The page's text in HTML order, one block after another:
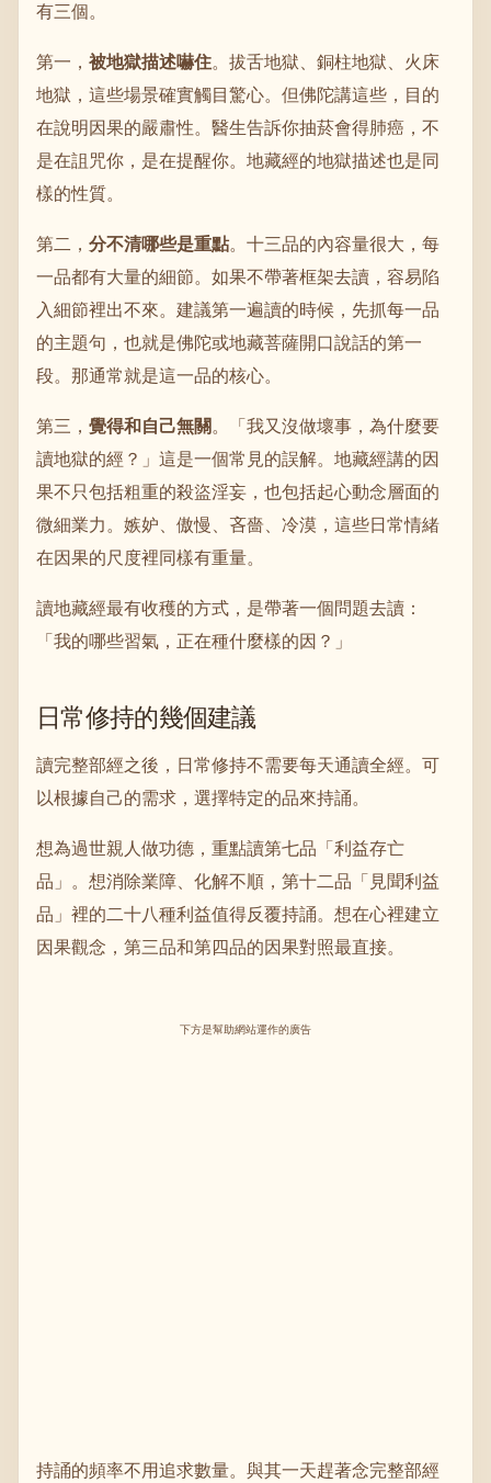
有三個。
第一， 被地獄描述嚇住。拔舌地獄、銅柱地獄、火床
地獄，這些場景確實觸目驚心。但佛陀講這些，目的
在說明因果的嚴肅性。醫生告訴你抽菸會得肺癌，不
是在詛咒你，是在提醒你。地藏經的地獄描述也是同
樣的性質。
第二， 分不清哪些是重點。十三品的內容量很大，每
一品都有大量的細節。如果不帶著框架去讀，容易陷
入細節裡出不來。建議第一遍讀的時候，先抓每一品
的主題句，也就是佛陀或地藏菩薩開口說話的第一
段。那通常就是這一品的核心。
第三， 覺得和自己無關 。「我又沒做壞事，為什麼要
讀地獄的經？」這是一個常見的誤解。地藏經講的因
果不只包括粗重的殺盜淫妄，也包括起心動念層面的
微細業力。嫉妒、傲慢、吝嗇、冷漠，這些日常情緒
在因果的尺度裡同樣有重量。
讀地藏經最有收穫的方式，是帶著一個問題去讀：
「我的哪些習氣，正在種什麼樣的因？」
日常修持的幾個建議
讀完整部經之後，日常修持不需要每天通讀全經。可
以根據自己的需求，選擇特定的品來持誦。
想為過世親人做功德，重點讀第七品「利益存亡
品」。想消除業障、化解不順，第十二品「見聞利益
品」裡的二十八種利益值得反覆持誦。想在心裡建立
因果觀念，第三品和第四品的因果對照最直接。
下方是幫助網站運作的廣告
持誦的頻率不用追求數量。與其一天趕著念完整部經